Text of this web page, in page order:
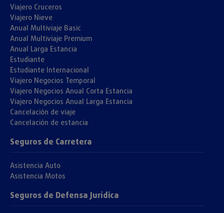
Viajero Cruceros
Viajero Nieve
Anual Multiviaje Basic
Anual Multiviaje Premium
Anual Larga Estancia
Estudiante
Estudiante Internacional
Viajero Negocios Temporal
Viajero Negocios Anual Corta Estancia
Viajero Negocios Anual Larga Estancia
Cancelación de viaje
Cancelación de estancia
Seguros de Carretera
Asistencia Auto
Asistencia Motos
Seguros de Defensa Jurídica